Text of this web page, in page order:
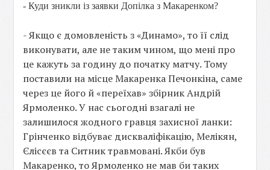
- Куди зникли із заявки Допілка з Макаренком?
- Якщо є домовленість з «Динамо», то її слід
виконувати, але не таким чином, що мені про
це кажуть за годину до початку матчу. Тому
поставили на місце Макаренка Печонкіна, саме
через це його й «переїхав» збірник Андрій
Ярмоленко. У нас сьогодні взагалі не
залишилося жодного гравця захисної ланки:
Грінченко відбуває дискваліфікацію, Мелікян,
Єлісєєв та Ситник травмовані. Якби був
Макаренко, то Ярмоленко не мав би таких